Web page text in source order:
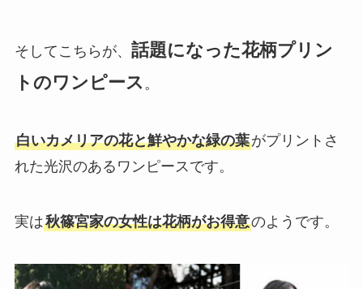
そしてこちらが、 話題になった花柄プリン
トのワンピース 。
白いカメリアの花と鮮やかな緑の葉がプリントさ
れた光沢のあるワンピースです。
実は秋篠宮家の女性は花柄がお得意のようです。